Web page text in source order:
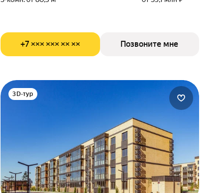
+7 ××× ××× ×× ×× Позвоните мне
3D-тур